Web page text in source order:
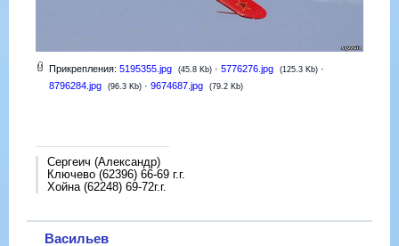
Прикрепления: 5195355.jpg (45.8 Kb) · 5776276.jpg (125.3 Kb) ·
8796284.jpg
(96.3 Kb) · 9674687.jpg (79.2 Kb)
Сергеич (Александр)
Ключево (62396) 66-69 г.г.
Хойна (62248) 69-72г.г.
Васильев